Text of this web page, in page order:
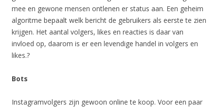
mee en gewone mensen ontlenen er status aan. Een geheim
algoritme bepaalt welk bericht de gebruikers als eerste te zien
krijgen. Het aantal volgers, likes en reacties is daar van
invloed op, daarom is er een levendige handel in volgers en
likes.?
Bots
Instagramvolgers zijn gewoon online te koop. Voor een paar